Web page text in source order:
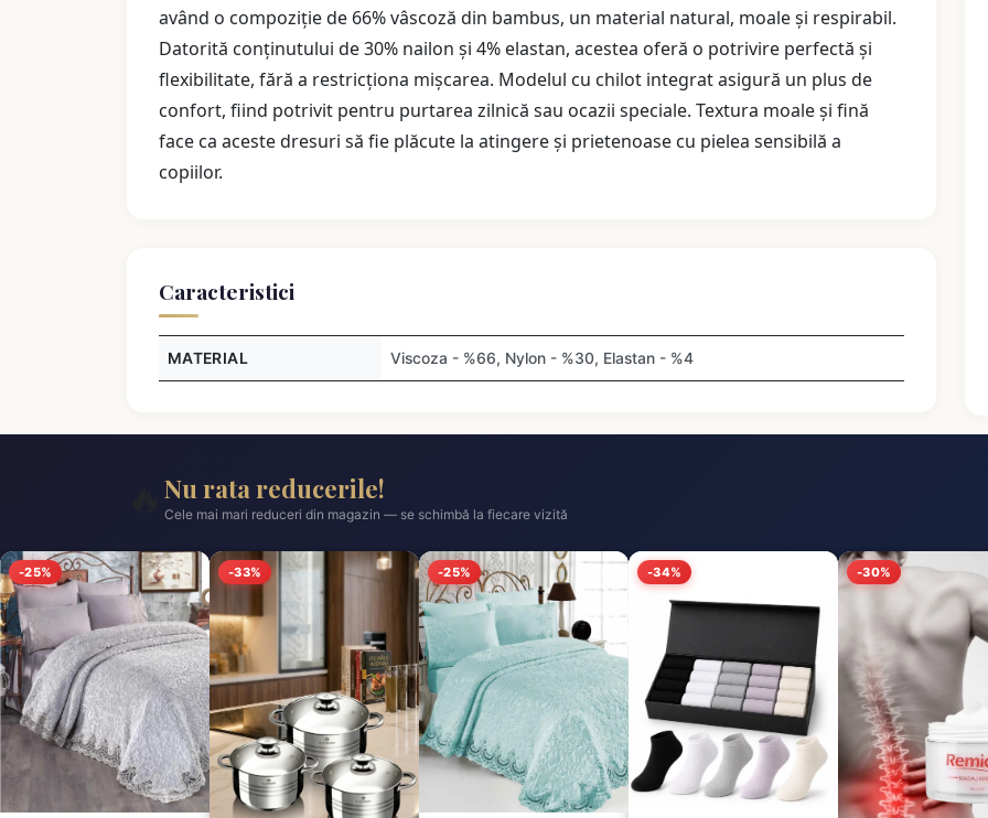
având o compoziție de 66% vâscoză din bambus, un material natural, moale și respirabil.
Datorită conținutului de 30% nailon și 4% elastan, acestea oferă o potrivire perfectă și
flexibilitate, fără a restricționa mișcarea. Modelul cu chilot integrat asigură un plus de
confort, fiind potrivit pentru purtarea zilnică sau ocazii speciale. Textura moale și fină
face ca aceste dresuri să fie plăcute la atingere și prietenoase cu pielea sensibilă a
copiilor.
Caracteristici
MATERIAL Viscoza - %66, Nylon - %30, Elastan - %4
Nu rata reducerile!
Cele mai mari reduceri din magazin — se schimbă la fiecare vizită
-25% -33% -25% -34% -30%